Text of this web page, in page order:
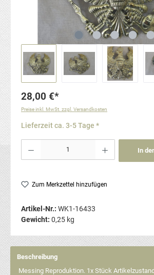
28,00 €*
Preise inkl. MwSt. zzgl. Versandkosten
Lieferzeit ca. 3-5 Tage *
Produkt Anzahl: Gib den gewünschten Wert ein oder
In
Zum Merkzettel hinzufügen
Artikel-Nr.: WK1-16433
Gewicht: 0,25 kg
Beschreibung
Messing Reproduktion. 1x Stück